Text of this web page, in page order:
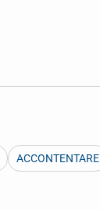
ACCONTENTARE